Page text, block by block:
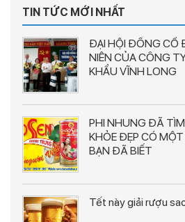
TIN TỨC MỚI NHẤT
ĐẠI HỘI ĐỒNG CỔ
NIÊN CỦA CÔNG
KHẨU VĨNH LONG
PHI NHUNG ĐÃ
KHỎE ĐẸP CÓ
BẠN ĐÃ BIẾT
Tết này giải rượu